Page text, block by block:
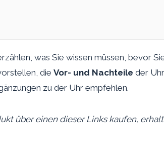
was Sie wissen müssen, bevor
die Vor- und Nachteile der
zu der Uhr empfehlen.
über einen dieser Links kaufen,